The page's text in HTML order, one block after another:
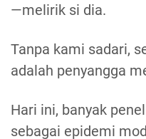
—melirik si dia.
Tanpa kami sadari,
adalah penyangga
Hari ini, banyak
sebagai epidemi